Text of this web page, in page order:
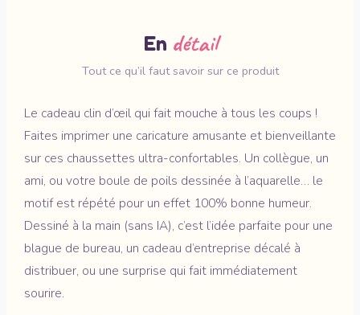
En détail
Tout ce qu’il faut savoir sur ce produit
Le cadeau clin d’œil qui fait mouche à tous les coups !
Faites imprimer une caricature amusante et bienveillante
sur ces chaussettes ultra-confortables. Un collègue, un
ami, ou votre boule de poils dessinée à l’aquarelle… le
motif est répété pour un effet 100% bonne humeur.
Dessiné à la main (sans IA), c’est l’idée parfaite pour une
blague de bureau, un cadeau d’entreprise décalé à
distribuer, ou une surprise qui fait immédiatement
sourire.